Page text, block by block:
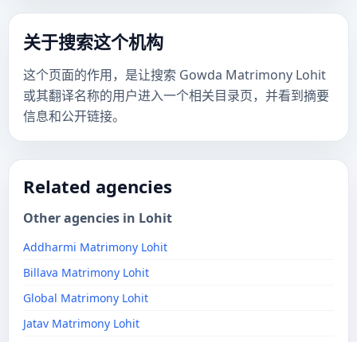
关于搜索这个机构
这个页面的作用，是让搜索 Gowda Matrimony Lohit
或其翻译名称的用户进入一个相关目录页，并看到摘要
信息和公开链接。
Related agencies
Other agencies in Lohit
Addharmi Matrimony Lohit
Billava Matrimony Lohit
Global Matrimony Lohit
Jatav Matrimony Lohit